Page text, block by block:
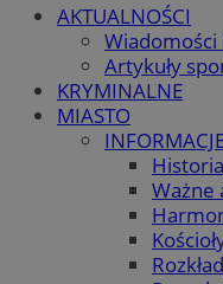
AKTUALNOŚCI
Wiadomości
Artykuły
KRYMINALNE
MIASTO
Ważne